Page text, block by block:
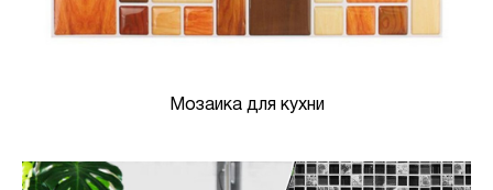
Мозаика для кухни